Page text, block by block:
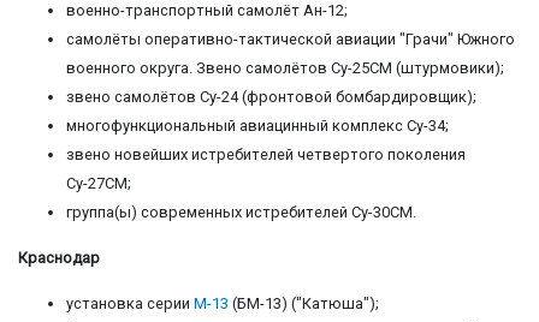
военно-транспортный самолёт Ан-12;
самолёты оперативно-тактической авиации "Грачи" Южного
военного округа. Звено самолётов Су-25СМ (штурмовики);
звено самолётов Су-24 (фронтовой бомбардировщик);
многофункциональный авиацинный комплекс Су-34;
звено новейших истребителей четвертого поколения
Су-27СМ;
группа(ы) современных истребителей Су-30СМ.
Краснодар
установка серии М-13 (БМ-13) ("Катюша");